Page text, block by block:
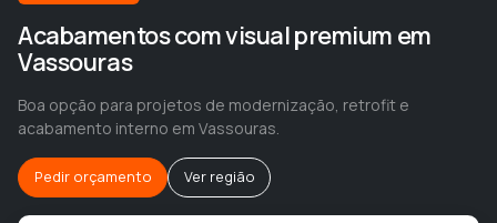
Acabamentos com visual premium em
Vassouras
Boa opção para projetos de modernização, retrofit e
acabamento interno em Vassouras.
Pedir orçamento Ver região